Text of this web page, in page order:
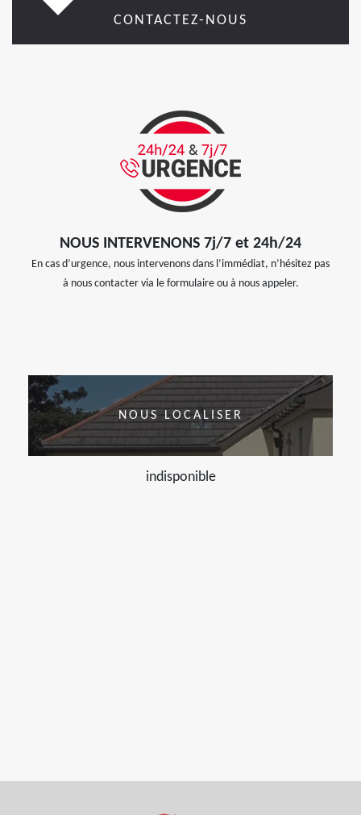
CONTACTEZ-NOUS
NOUS INTERVENONS 7j/7 et 24h/24
En cas d’urgence, nous intervenons dans l’immédiat, n’hésitez pas
à nous contacter via le formulaire ou à nous appeler.
NOUS LOCALISER
indisponible